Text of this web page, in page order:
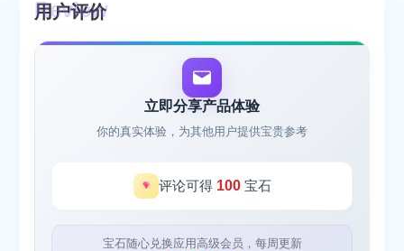
产品特点：
3. AI驱动：利用人工智能技术编辑图片信息，提供更加细致的内容
4. 用户体验：致力于打造最好用的图片编辑工具，让用户在使用过
1. google、Github登录、邮箱注册登录
用户评价
立即分享产品体验
你的真实体验，为其他用户提供宝贵参考
评论可得 100宝石
宝石随心兑换应用高级会员，每周更新